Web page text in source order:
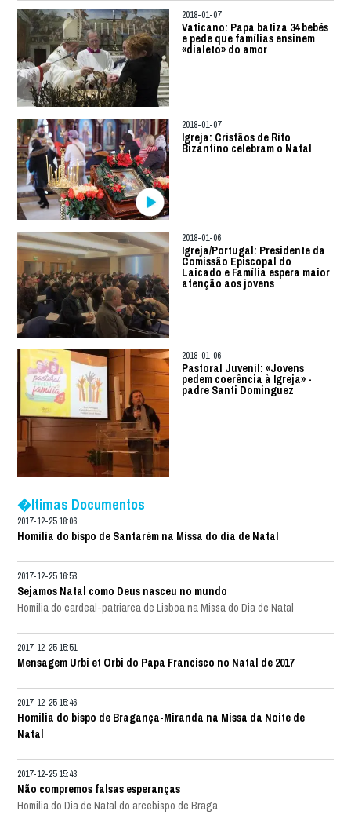
2018-01-07
Vaticano: Papa batiza 34 bebés
e pede que famílias ensinem
«dialeto» do amor
2018-01-07
Igreja: Cristãos de Rito
Bizantino celebram o Natal
2018-01-06
Igreja/Portugal: Presidente da
Comissão Episcopal do
Laicado e Família espera maior
atenção aos jovens
2018-01-06
Pastoral Juvenil: «Jovens
pedem coerência à Igreja» -
padre Santi Dominguez
�ltimas Documentos
2017-12-25 18:06
Homilia do bispo de Santarém na Missa do dia de Natal
2017-12-25 16:53
Sejamos Natal como Deus nasceu no mundo
Homilia do cardeal-patriarca de Lisboa na Missa do Dia de Natal
2017-12-25 15:51
Mensagem Urbi et Orbi do Papa Francisco no Natal de 2017
2017-12-25 15:46
Homilia do bispo de Bragança-Miranda na Missa da Noite de
Natal
2017-12-25 15:43
Não compremos falsas esperanças
Homilia do Dia de Natal do arcebispo de Braga